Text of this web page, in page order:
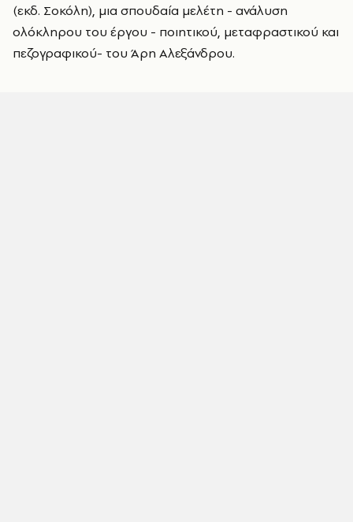
(εκδ. Σοκόλη), μια σπουδαία μελέτη - ανάλυση
ολόκληρου του έργου - ποιητικού, μεταφραστικού και
πεζογραφικού- του Άρη Αλεξάνδρου.